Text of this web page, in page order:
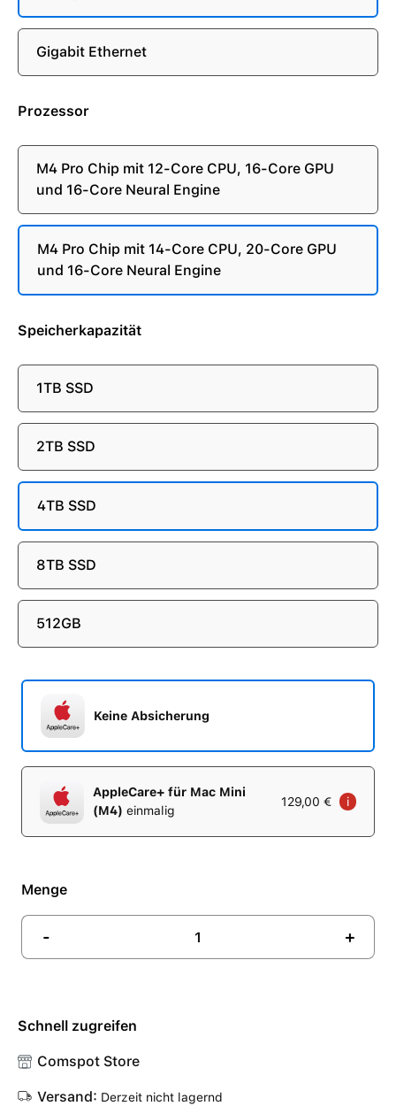
Gigabit Ethernet
Prozessor
M4 Pro Chip mit 12-Core CPU, 16-Core GPU
und 16-Core Neural Engine
M4 Pro Chip mit 14-Core CPU, 20-Core GPU
und 16-Core Neural Engine
Speicherkapazität
1TB SSD
2TB SSD
4TB SSD
8TB SSD
512GB
Keine Absicherung
AppleCare+ für Mac Mini
(M4) einmalig
129,00 € i
Menge
- +
Schnell zugreifen
Comspot Store
Versand: Derzeit nicht lagernd